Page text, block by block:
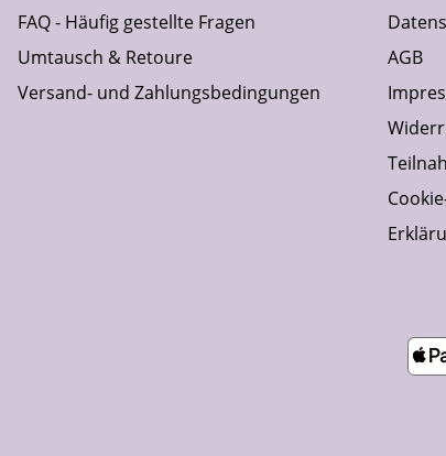
FAQ - Häufig gestellte Fragen
Umtausch & Retoure
Versand- und Zahlungsbedingungen
AGB